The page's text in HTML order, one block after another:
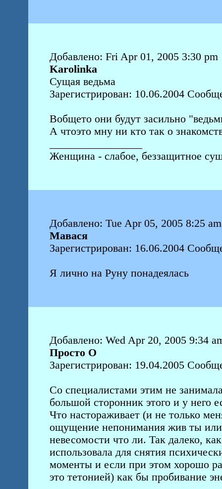
Добавлено: Fri Apr 01, 2005 3:30 pm
Karolinka
Сущая ведьма
Зарегистрирован: 10.06.2004
Вобщето они будут засильно
А чтоэто мну ни кто так о
Женщина - слабое, беззащитное
Добавлено: Tue Apr 05, 2005 8:25 am
Мавася
Зарегистрирован: 16.06.2004
Я лично на Руну понадеялась
Добавлено: Wed Apr 20, 2005 9:34
Просто О
Зарегистрирован: 19.04.2005
Со специалистами этим не
большой сторонник этого и у него
Что настораживает (и не только
ощущение непонимания жив ты или
невесомости что ли. Так далеко,
использовала для снятия
моменты и если при этом хорошо
это тетонией) как бы пробивание